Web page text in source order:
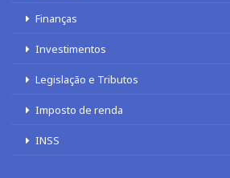
Finanças
Investimentos
Legislação e Tributos
Imposto de renda
INSS